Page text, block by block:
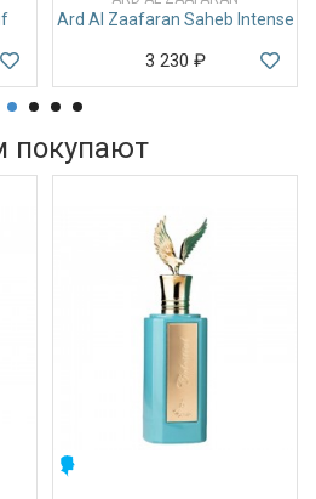
Ard Al Zaafaran Saheb Intense
3 230 ₽
покупают